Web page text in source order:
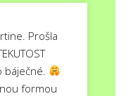
Prošla
formou